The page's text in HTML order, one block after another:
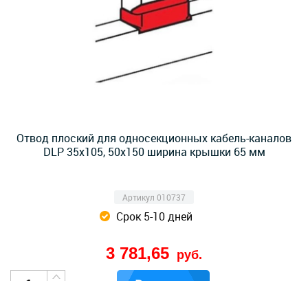
Отвод плоский для односекционных кабель-каналов
DLP 35х105, 50х150 ширина крышки 65 мм
Артикул 010737
Срок 5-10 дней
3 781,65 руб.